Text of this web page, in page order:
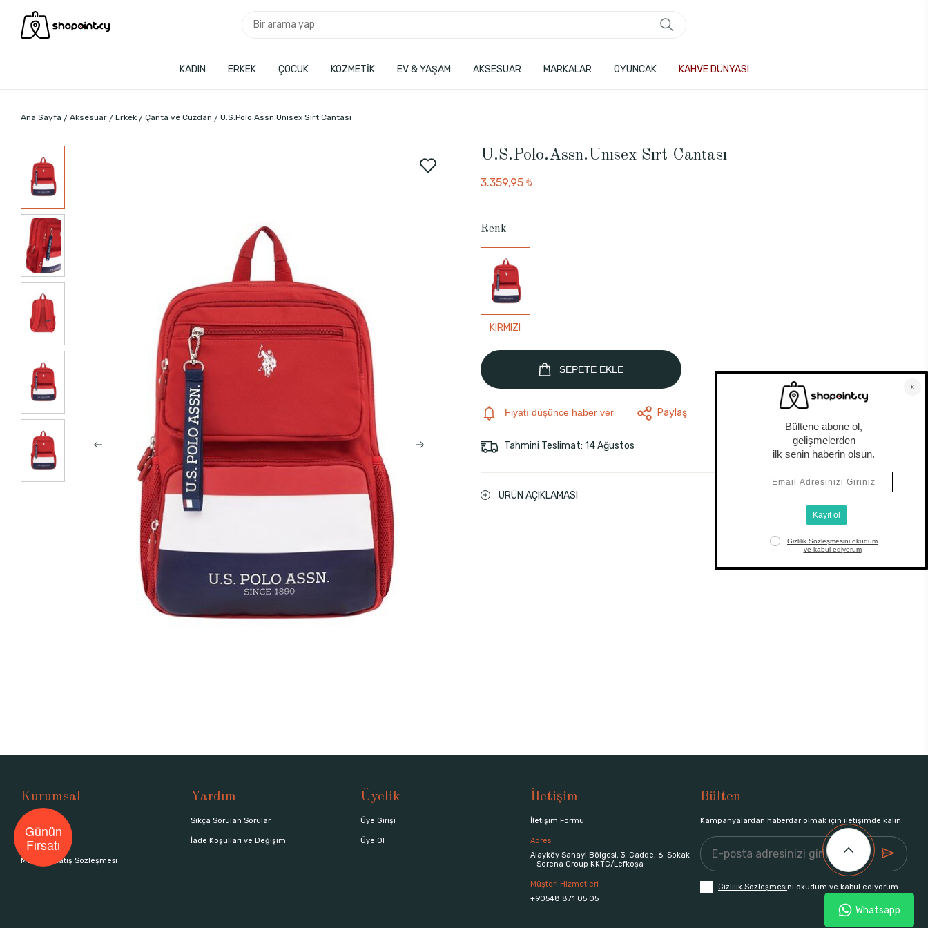
KADIN ERKEK ÇOCUK KOZMETİK EV & YAŞAM AKSESUAR MARKALAR OYUNCAK KAHVE DÜNYASI
Ana Sayfa Aksesuar Erkek Çanta ve Cüzdan U.S.Polo.Assn.Unısex Sırt Cantası
U.S.Polo.Assn.Unısex Sırt Cantası
3.359,95 ₺
Renk
KIRMIZI
SEPETE EKLE
Fiyatı düşünce haber ver Paylaş
Tahmini Teslimat: 14 Ağustos
ÜRÜN AÇIKLAMASI
Kurumsal
Hakkımızda
Mağazalar
Mesafeli Satış Sözleşmesi
Yardım
Sıkça Sorulan Sorular
İade Koşulları ve Değişim
Üyelik
Üye Girişi
Üye Ol
İletişim
İletişim Formu
Adres
Alayköy Sanayi Bölgesi, 3. Cadde, 6. Sokak
– Serena Group KKTC/Lefkoşa
Müşteri Hizmetleri
+90548 871 05 05
Bülten
Kampanyalardan haberdar olmak için iletişimde kalın.
Gizlilik Sözleşmesini okudum ve kabul ediyorum.
Whatsapp
Günün
Fırsatı